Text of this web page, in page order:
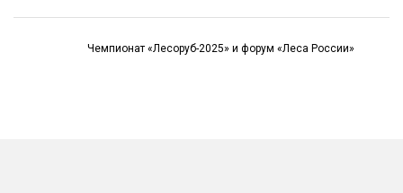
Чемпионат «Лесоруб-2025» и форум «Леса России»